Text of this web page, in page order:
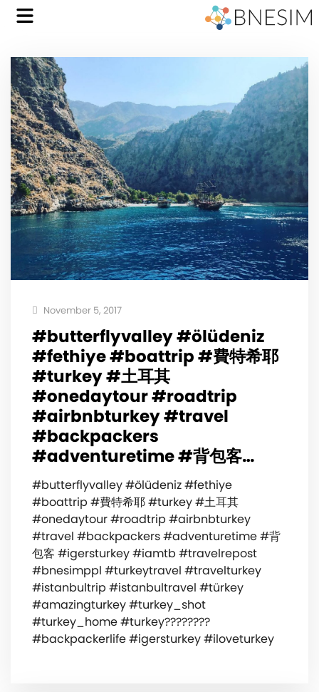
November 5, 2017
#butterflyvalley #ölüdeniz
#fethiye #boattrip #費特希耶
#turkey #土耳其
#onedaytour #roadtrip
#airbnbturkey #travel
#backpackers
#adventuretime #背包客…
#butterflyvalley #ölüdeniz #fethiye
#boattrip #費特希耶 #turkey #土耳其
#onedaytour #roadtrip #airbnbturkey
#travel #backpackers #adventuretime #背
包客 #igersturkey #iamtb #travelrepost
#bnesimppl #turkeytravel #travelturkey
#istanbultrip #istanbultravel #türkey
#amazingturkey #turkey_shot
#turkey_home #turkey????????
#backpackerlife #igersturkey #iloveturkey